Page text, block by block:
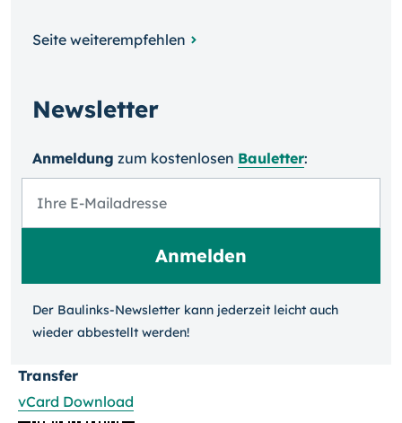
Seite weiterempfehlen
Newsletter
Anmeldung zum kosten­losen Bauletter:
Der Baulinks-Newsletter kann jeder­zeit leicht auch
wieder ab­bestellt werden!
Transfer
vCard Download